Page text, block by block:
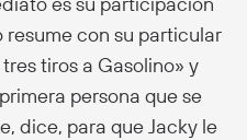
resume con su particular
tiros a Gasolino» y
persona que se
dice, para que Jacky le